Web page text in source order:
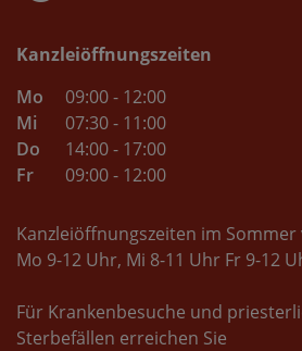
Kanzleiöffnungszeiten
Mo
09:00 - 12:00
Mi
07:30 - 11:00
Do
14:00 - 17:00
Fr
09:00 - 12:00
Kanzleiöffnungszeiten im Sommer
Mo 9-12 Uhr, Mi 8-11 Uhr Fr 9-12
Für Krankenbesuche und
Sterbefällen erreichen Sie